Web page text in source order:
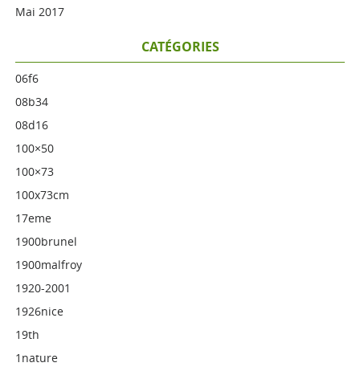
Mai 2017
CATÉGORIES
06f6
08b34
08d16
100×50
100×73
100x73cm
17eme
1900brunel
1900malfroy
1920-2001
1926nice
19th
1nature